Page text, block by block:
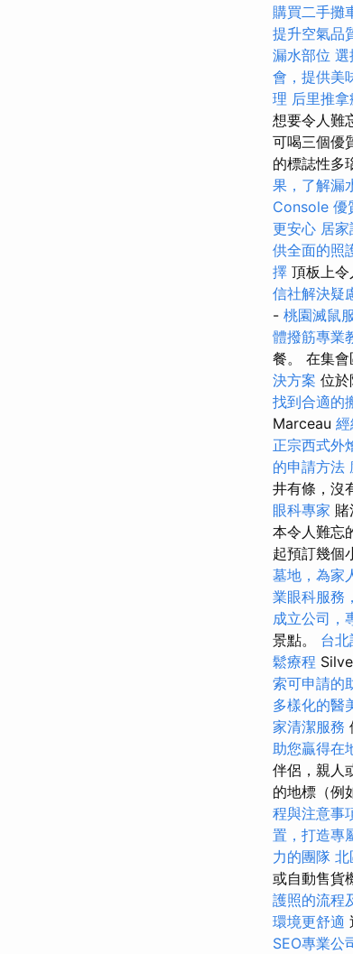
購買二手攤
提升空氣品
漏水部位 選
會，提供美
理 后里推拿
想要令人難
可喝三個優
的標誌性多
果，了解漏
Console 優
更安心 居
供全面的照
擇 頂板上令
信社解決疑
- 桃園滅鼠
體撥筋專業
餐。 在集會
決方案 位於
找到合適的
Marceau
正宗西式外
的申請方法
井有條，沒
眼科專家
本令人難忘
起預訂幾個
墓地，為家
業眼科服務
成立公司，
景點。 台
鬆療程
索可申請的
多樣化的醫
家清潔服務
助您贏得在
伴侶，親人
的地標（例
程與注意事
置，打造專
力的團隊 北
或自動售貨
護照的流程
環境更舒適
SEO專業公